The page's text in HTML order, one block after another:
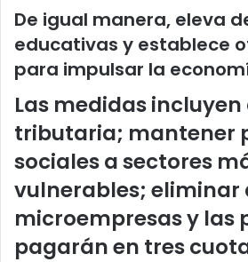
De igual manera, eleva
educativas y establece
para impulsar la
Las medidas
tributaria; mantener
sociales a sectores
vulnerables; eliminar
microempresas y las
pagarán en tres